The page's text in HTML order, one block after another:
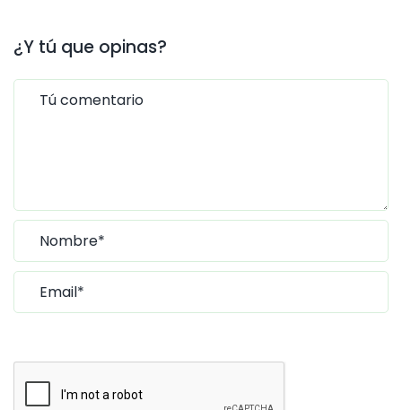
¿Y tú que opinas?